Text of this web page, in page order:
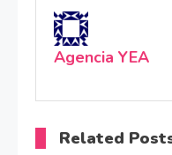
Agencia YEA
Related